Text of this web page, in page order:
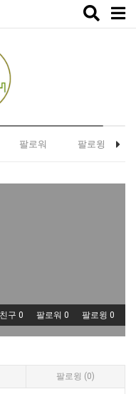
Toggle
팔로워 팔로윙
구 0
팔로워 0 팔로윙 0
팔로윙 (0)